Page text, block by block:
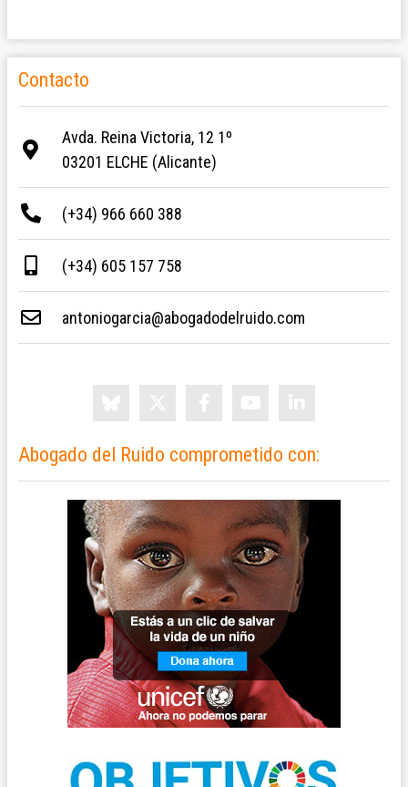
Contacto
Avda. Reina Victoria, 12 1º
03201 ELCHE (Alicante)
(+34) 966 660 388
(+34) 605 157 758
antoniogarcia@abogadodelruido.com
Abogado del Ruido comprometido con: